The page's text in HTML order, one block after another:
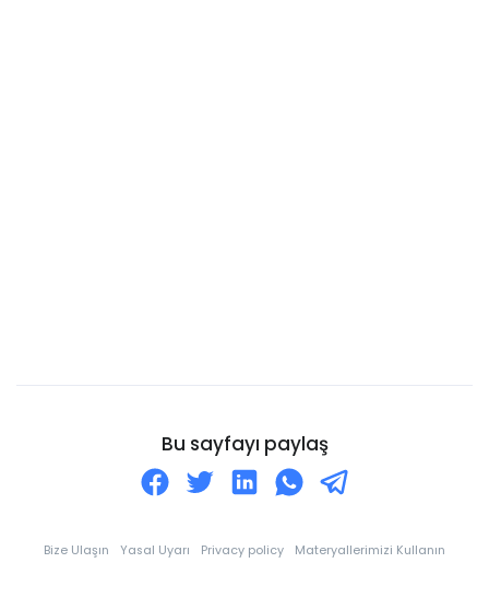
Dominik Cumhuriyeti
Bu sayfayı paylaş
Bize Ulaşın Yasal Uyarı Privacy policy Materyallerimizi Kullanın